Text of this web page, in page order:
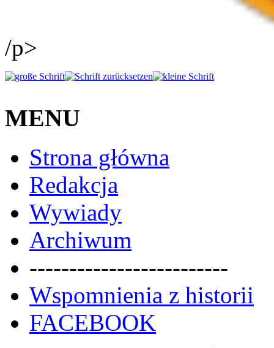
/p>
MENU
Strona główna
Redakcja
Wywiady
Archiwum
-------------------------
Wspomnienia z historii
FACEBOOK